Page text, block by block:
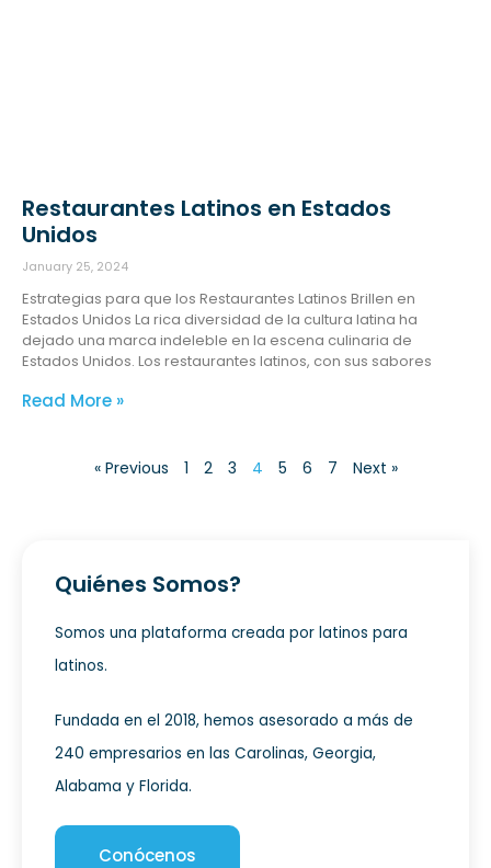
Restaurantes Latinos en Estados
Unidos
January 25, 2024
Estrategias para que los Restaurantes Latinos Brillen en
Estados Unidos La rica diversidad de la cultura latina ha
dejado una marca indeleble en la escena culinaria de
Estados Unidos. Los restaurantes latinos, con sus sabores
Read More »
« Previous 1 2 3 4 5 6 7 Next »
Quiénes Somos?
Somos una plataforma creada por latinos para
latinos.
Fundada en el 2018, hemos asesorado a más de
240 empresarios en las Carolinas, Georgia,
Alabama y Florida.
Conócenos